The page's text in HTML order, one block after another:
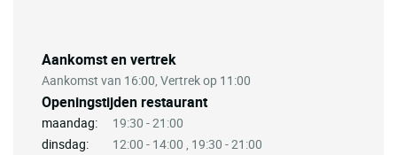
Aankomst en vertrek
Aankomst van 16:00, Vertrek op 11:00
Openingstijden restaurant
maandag:
19:30 - 21:00
dinsdag:
12:00 - 14:00 , 19:30 - 21:00